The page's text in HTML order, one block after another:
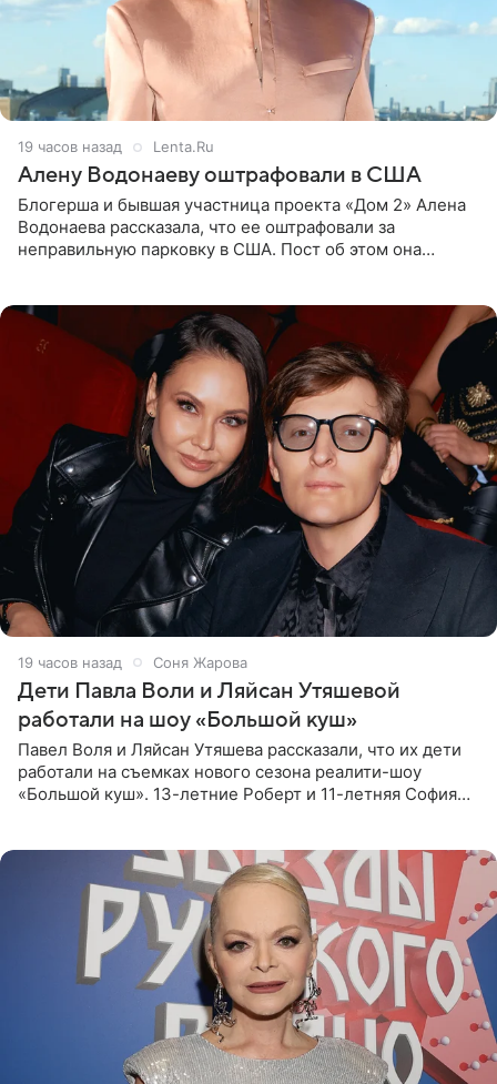
19 часов назад Lenta.Ru
Алену Водонаеву оштрафовали в США
Блогерша и бывшая участница проекта «Дом 2» Алена
Водонаева рассказала, что ее оштрафовали за
неправильную парковку в США. Пост об этом она
19 часов назад Соня Жарова
Дети Павла Воли и Ляйсан Утяшевой
работали на шоу «Большой куш»
Павел Воля и Ляйсан Утяшева рассказали, что их дети
работали на съемках нового сезона реалити-шоу
«Большой куш». 13-летние Роберт и 11-летняя София